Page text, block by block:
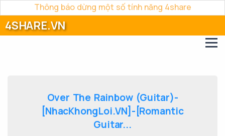
Thông báo dừng một số tính năng 4share
4SHARE.VN
Over The Rainbow (Guitar)-
[NhacKhongLoi.VN]-[Romantic
Guitar...